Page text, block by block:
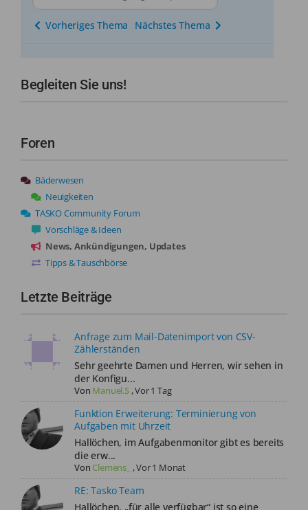
Vorheriges Thema Nächstes Thema
Begleiten Sie uns!
Foren
Bäderwesen
Neuigkeiten
TASKO Community Forum
Vorschläge & Ideen
News, Ankündigungen, Updates
Tipps & Tauschbörse
Letzte Beiträge
Anfrage zum Mail-Datenimport von CSV-
Zählerständen
Sehr geehrte Damen und Herren, wir sehen in
der Konfigu...
Von Manuel.S,Vor 1 Tag
Funktion Erweiterung: Terminierung von
Aufgaben mit Uhrzeit
Hallöchen, im Aufgabenmonitor gibt es bereits
die erw...
Von Clemens_ ,Vor 1 Monat
RE: Tasko Team
Hallöchen, „für alle verfügbar“ ist so eine